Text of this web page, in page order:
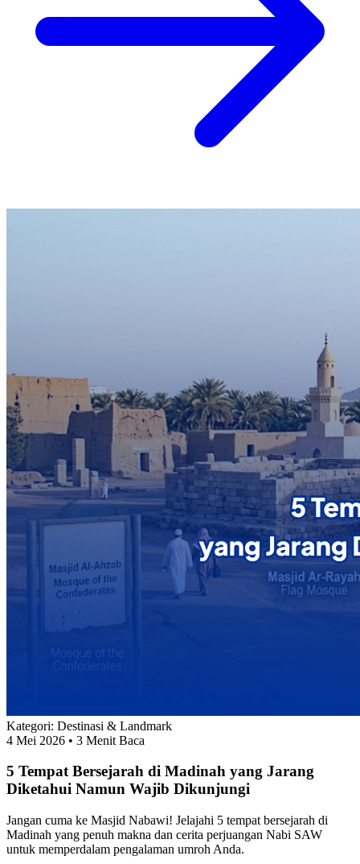
Kategori: Destinasi & Landmark
4 Mei 2026 • 3 Menit Baca
5 Tempat Bersejarah di Madinah yang Jarang
Diketahui Namun Wajib Dikunjungi
Jangan cuma ke Masjid Nabawi! Jelajahi 5 tempat bersejarah di
Madinah yang penuh makna dan cerita perjuangan Nabi SAW
untuk memperdalam pengalaman umroh Anda.